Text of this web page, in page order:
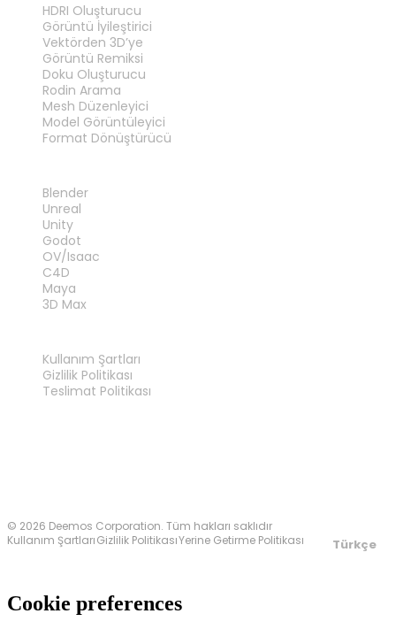
HDRI Oluşturucu
Görüntü İyileştirici
Vektörden 3D’ye
Görüntü Remiksi
Doku Oluşturucu
Rodin Arama
Mesh Düzenleyici
Model Görüntüleyici
Format Dönüştürücü
Blender
Unreal
Unity
Godot
OV/Isaac
C4D
Maya
3D Max
Kullanım Şartları
Gizlilik Politikası
Teslimat Politikası
© 2026 Deemos Corporation. Tüm hakları saklıdır
Kullanım ŞartlarıGizlilik PolitikasıYerine Getirme Politikası Türkçe
Cookie preferences